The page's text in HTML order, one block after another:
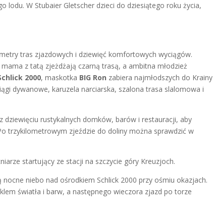
W Stubaier Gletscher dzieci do dziesiątego roku życia,
tras zjazdowych i dziewięć komfortowych wyciągów.
z tatą zjeżdżają czarną trasą, a ambitna młodzież
2000, maskotka BIG Ron zabiera najmłodszych do Krainy
dywanowe, karuzela narciarska, szalona trasa slalomowa i
dziewięciu rustykalnych domków, barów i restauracji, aby
trzykilometrowym zjeździe do doliny można sprawdzić w
startujący ze stacji na szczycie góry Kreuzjoch.
niebo nad ośrodkiem Schlick 2000 przy ośmiu okazjach.
światła i barw, a następnego wieczora zjazd po torze